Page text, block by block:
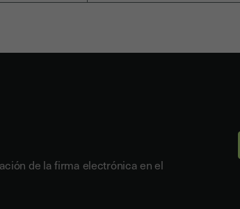
de la firma electrónica en el